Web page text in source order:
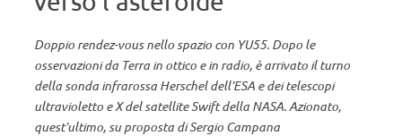
Doppio rendez-vous nello spazio con YU55. Dopo le
osservazioni da Terra in ottico e in radio, è arrivato il turno
della sonda infrarossa Herschel dell’ESA e dei telescopi
ultravioletto e X del satellite Swift della NASA. Azionato,
quest’ultimo, su proposta di Sergio Campana